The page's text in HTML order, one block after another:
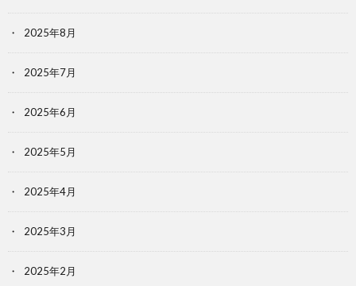
2025年8月
2025年7月
2025年6月
2025年5月
2025年4月
2025年3月
2025年2月